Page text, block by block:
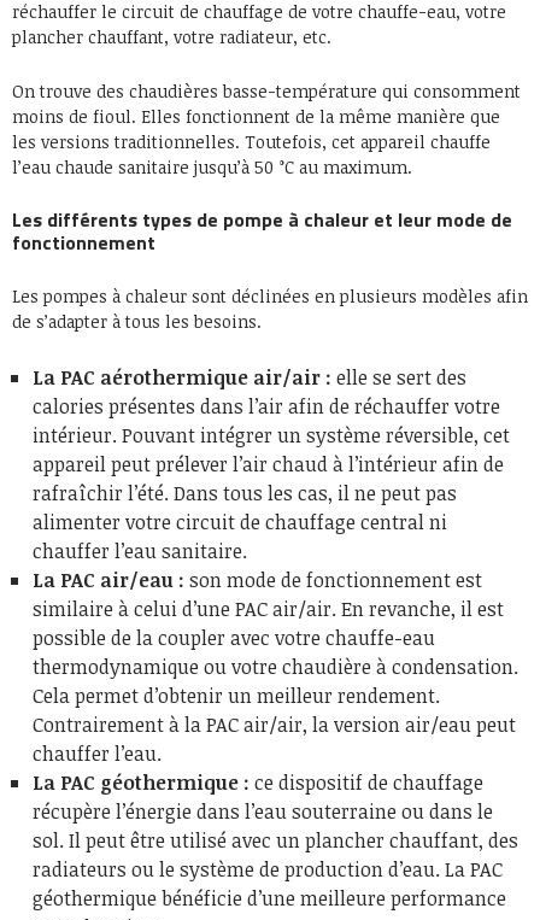
réchauffer le circuit de chauffage de votre chauffe-eau, votre
plancher chauffant, votre radiateur, etc.
On trouve des chaudières basse-température qui consomment
moins de fioul. Elles fonctionnent de la même manière que
les versions traditionnelles. Toutefois, cet appareil chauffe
l’eau chaude sanitaire jusqu’à 50 °C au maximum.
Les différents types de pompe à chaleur et leur mode de
fonctionnement
Les pompes à chaleur sont déclinées en plusieurs modèles afin
de s’adapter à tous les besoins.
La PAC aérothermique air/air : elle se sert des
calories présentes dans l’air afin de réchauffer votre
intérieur. Pouvant intégrer un système réversible, cet
appareil peut prélever l’air chaud à l’intérieur afin de
rafraîchir l’été. Dans tous les cas, il ne peut pas
alimenter votre circuit de chauffage central ni
chauffer l’eau sanitaire.
La PAC air/eau : son mode de fonctionnement est
similaire à celui d’une PAC air/air. En revanche, il est
possible de la coupler avec votre chauffe-eau
thermodynamique ou votre chaudière à condensation.
Cela permet d’obtenir un meilleur rendement.
Contrairement à la PAC air/air, la version air/eau peut
chauffer l’eau.
La PAC géothermique : ce dispositif de chauffage
récupère l’énergie dans l’eau souterraine ou dans le
sol. Il peut être utilisé avec un plancher chauffant, des
radiateurs ou le système de production d’eau. La PAC
géothermique bénéficie d’une meilleure performance